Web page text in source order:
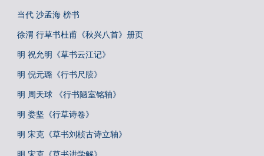
当代 沙孟海 榜书
徐渭 行草书杜甫《秋兴八首》册页
明 祝允明《草书云江记》
明 倪元璐《行书尺牍》
明 周天球 《行书陋室铭轴》
明 娄坚《行草诗卷》
明 宋克《草书刘桢古诗立轴》